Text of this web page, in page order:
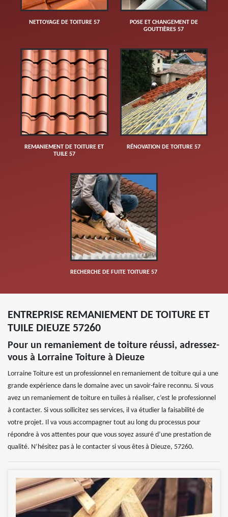
NETTOYAGE DE TOITURE 57
POSE ET CHANGEMENT DE
GOUTTIÈRES 57
REMANIEMENT DE TOITURE ET
TUILE 57
RÉNOVATION DE TOITURE 57
RECHERCHE DE FUITE TOITURE 57
ENTREPRISE REMANIEMENT DE TOITURE ET
TUILE DIEUZE 57260
Pour un remaniement de toiture réussi, adressez-
vous à Lorraine Toiture à Dieuze
Lorraine Toiture est un professionnel en remaniement de toiture qui a une
grande expérience dans le domaine avec un savoir-faire reconnu. Si vous
avez un remaniement de toiture en tuiles à réaliser, c’est le professionnel
à contacter. Si vous sollicitez ses services, il va étudier la faisabilité de
votre projet. Il va vous accompagner tout au long du processus pour
répondre à vos attentes pour que vous soyez assuré d’une prestation de
qualité. N’hésitez pas à le contacter si vous êtes à Dieuze, 57260.